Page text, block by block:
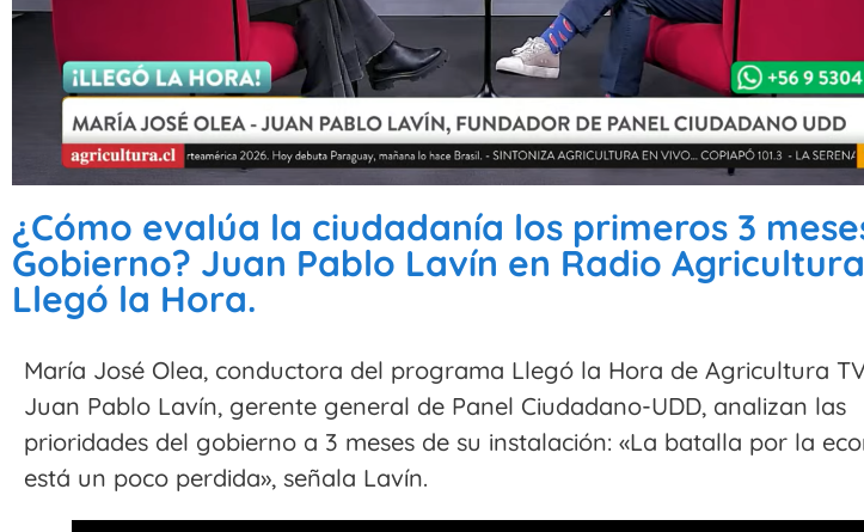
¿Cómo evalúa la ciudadanía los primeros 3
Gobierno? Juan Pablo Lavín en Radio
Llegó la Hora.
María José Olea, conductora del programa Llegó la Hora de Agricultura
Juan Pablo Lavín, gerente general de Panel Ciudadano-UDD, analizan las
prioridades del gobierno a 3 meses de su instalación: «La batalla por la
está un poco perdida», señala Lavín.